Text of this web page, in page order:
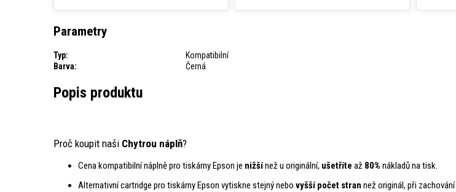
Parametry
Typ:
Kompatibilní
Barva:
Černá
Popis produktu
Proč koupit naši Chytrou náplň?
Cena kompatibilní náplně pro tiskárny Epson je nižšínež u originální, ušetříte až 80% nákladů na tisk.
Alternativní cartridge pro tiskárny Epson vytiskne stejný nebo vyšší počet stran než originál, při zachování